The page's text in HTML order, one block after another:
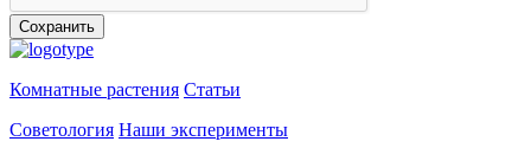
Сохранить
Комнатные растения Статьи
Советология Наши эксперименты